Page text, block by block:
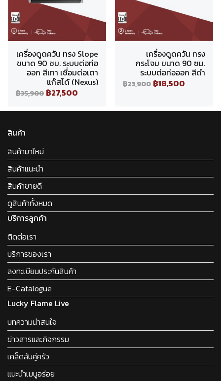
เครื่องดูดควัน ทรง Slope
ขนาด 90 ซม. ระบบต่อท่อ
ออก สีเทา เชื่อมต่อเตา
แก๊สได้ (Nexus)
฿35,900 ฿27,500
เครื่องดูดควัน ทรง
กระโจม ขนาด 90 ซม.
ระบบต่อท่อออก สีดำ
฿23,900 ฿18,500
สินค้า
สินค้ามาใหม่
สินค้าแนะนำ
สินค้าขายดี
ดูสินค้าทั้งหมด
บริการลูกค้า
ติดต่อเรา
บริการของเรา
ลงทะเบียนประกันสินค้า
E-Catalogue
Lucky Flame Live
บทความน่าสนใจ
ข่าวสารและกิจกรรม
เคล็ดลับคู่ครัว
แนะนำเมนูอร่อย